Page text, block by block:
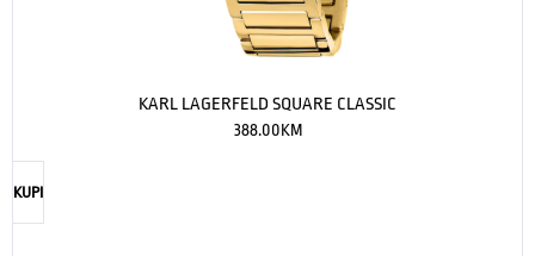
KARL LAGERFELD SQUARE CLASSIC
388.00KM
KUPI